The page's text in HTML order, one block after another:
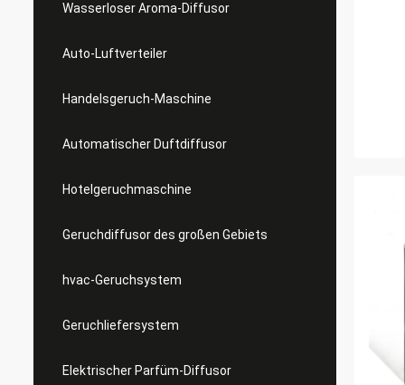
Wasserloser Aroma-Diffusor
Auto-Luftverteiler
Handelsgeruch-Maschine
Automatischer Duftdiffusor
Hotelgeruchmaschine
Geruchdiffusor des großen Gebiets
hvac-Geruchsystem
Geruchliefersystem
Elektrischer Parfüm-Diffusor